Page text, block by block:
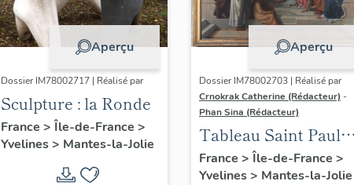
Aperçu
Dossier IM78002717 | Réalisé par
Sculpture : la Ronde
France > Île-de-France >
Yvelines> Mantes-la-Jolie
Aperçu
Dossier IM78002703 | Réalisé par
Crnokrak Catherine (Rédacteur) -
Phan Sina (Rédacteur)
Tableau Saint Paul à
Athènes
France > Île-de-France >
Yvelines> Mantes-la-Jolie